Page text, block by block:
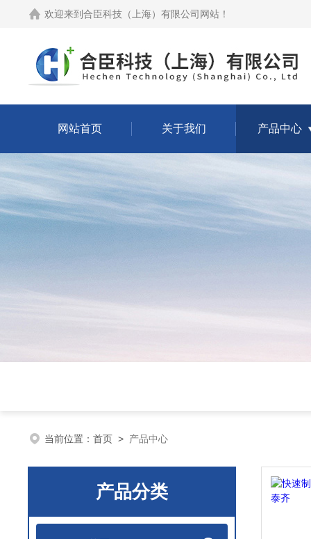
欢迎来到 合臣科技（上海）有限公司网站 ！
网站首页 关于我们 产品中心
当前位置： 首页 > 产品中心
产品分类